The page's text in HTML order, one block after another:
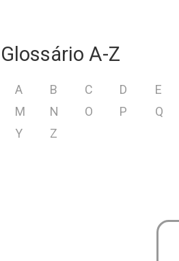
Glossário A-Z
A B C D E
M
N O P Q
Y
Z